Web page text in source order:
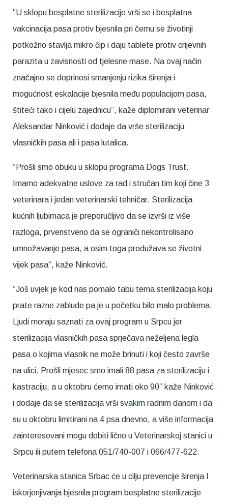
“U sklopu besplatne sterilizacije vrši se i besplatna
vakcinacija pasa protiv bjesnila pri čemu se životinji
potkožno stavlja mikro čip i daju tablete protiv crijevnih
parazita u zavisnosti od tjelesne mase. Na ovaj način
značajno se doprinosi smanjenju rizika širenja i
mogućnost eskalacije bjesnila među populacijom pasa,
štiteći tako i cijelu zajednicu”, kaže diplomirani veterinar
Aleksandar Ninković i dodaje da vrše sterilizaciju
vlasničkih pasa ali i pasa lutalica.
“Prošli smo obuku u sklopu programa Dogs Trust.
Imamo adekvatne uslove za rad i stručan tim koji čine 3
veterinara i jedan veterinarski tehničar. Sterilizacija
kućnih ljubimaca je preporučljivo da se izvrši iz više
razloga, prvenstveno da se ograniči nekontrolisano
umnožavanje pasa, a osim toga produžava se životni
vijek pasa“, kaže Ninković.
“Još uvjek je kod nas pomalo tabu tema sterilizacija koju
prate razne zablude pa je u početku bilo malo problema.
Ljudi moraju saznati za ovaj program u Srpcu jer
sterilizacija vlasničkih pasa sprječava neželjena legla
pasa o kojima vlasnik ne može brinuti i koji često završe
na ulici. Prošli mjesec smo imali 88 pasa za sterilizaciju i
kastraciju, a u oktobru ćemo imati oko 90” kaže Ninković
i dodaje da se sterilizacija vrši svakim radnim danom i da
su u oktobru limitirani na 4 psa dnevno, a više informacija
zainteresovani mogu dobiti lično u Veterinarskoj stanici u
Srpcu ili putem telefona 051/740-007 i 066/477-622.
Veterinarska stanica Srbac će u cilju prevencije širenja I
iskorjenjivanja bjesnila program besplatne sterilizacije